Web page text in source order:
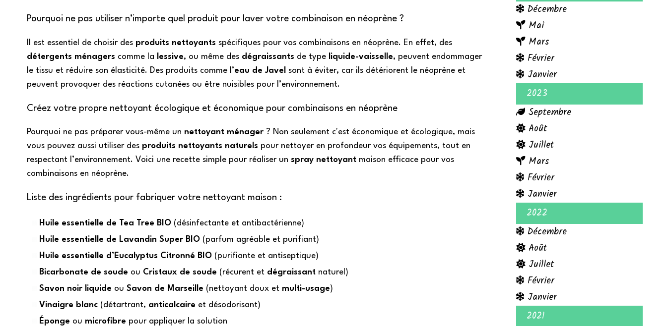
Pourquoi ne pas utiliser n’importe quel produit pour laver votre combinaison en néoprène ?
Il est essentiel de choisir des produits nettoyants spécifiques pour vos combinaisons en néoprène. En effet, des
détergents ménagers comme la lessive, ou même des dégraissants de type liquide-vaisselle, peuvent endommager
le tissu et réduire son élasticité. Des produits comme l’eau de Javel
sont à éviter, car ils détériorent le néoprène et
peuvent provoquer des réactions cutanées ou être nuisibles pour l’environnement.
Créez votre propre nettoyant écologique et économique pour combinaisons en néoprène
Pourquoi ne pas préparer vous-même un nettoyant ménager? Non seulement c'est économique et écologique, mais
vous pouvez aussi utiliser des produits nettoyants naturels pour nettoyer en profondeur vos équipements, tout en
respectant l’environnement. Voici une recette simple pour réaliser un spray nettoyantmaison efficace pour vos
combinaisons en néoprène.
Liste des ingrédients pour fabriquer votre nettoyant maison :
Huile essentielle de Tea Tree BIO(désinfectante et antibactérienne)
Huile essentielle de Lavandin Super BIO(parfum agréable et purifiant)
Huile essentielle d’Eucalyptus Citronné BIO(purifiante et antiseptique)
Bicarbonate de soude ou Cristaux de soude (récurent et dégraissantnaturel)
Savon noir liquide ou Savon de Marseille (nettoyant doux et multi-usage)
Vinaigre blanc(détartrant, anticalcaire et désodorisant)
Éponge ou microfibre pour appliquer la solution
Décembre
Mai
Mars
Février
Janvier
2023
Septembre
Août
Juillet
Mars
Février
Janvier
2022
Décembre
Août
Juillet
Février
Janvier
2021